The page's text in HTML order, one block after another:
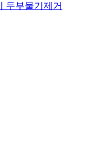
두부물기제거